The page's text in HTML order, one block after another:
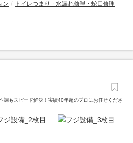
ン トイレつまり・水漏れ修理・蛇口修理
調もスピード解決！実績40年超のプロにお任せくださ